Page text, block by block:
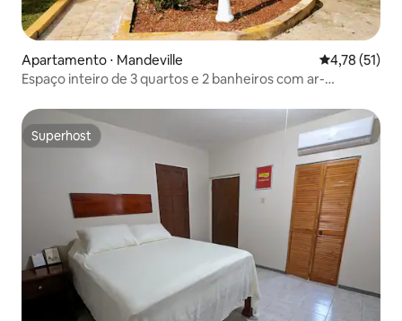
Apartamento ⋅ Mandeville 4,78 de uma
4,78 (51)
Espaço inteiro de 3 quartos e 2 banheiros com ar-
Superhost
Superhost